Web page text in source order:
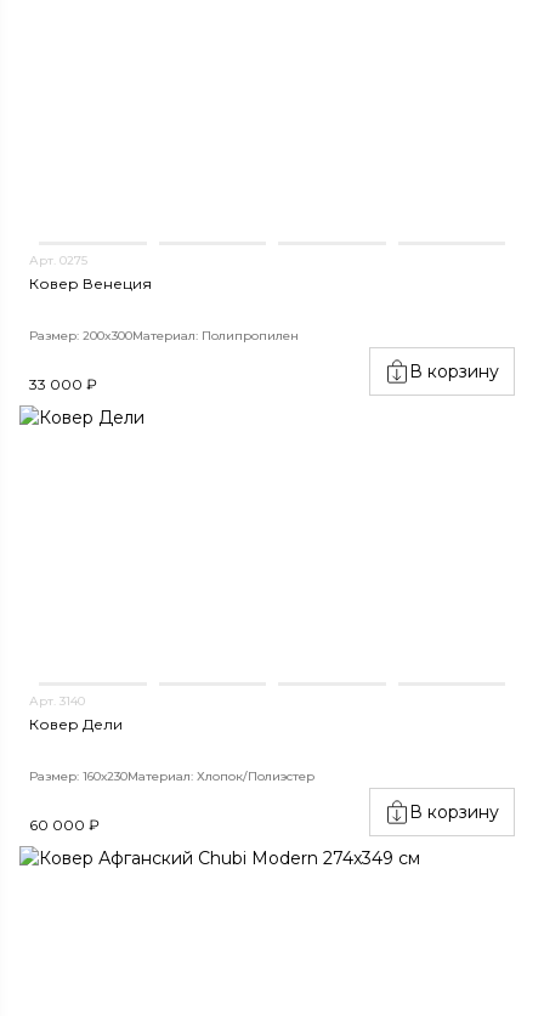
Арт. 0275
Ковер Венеция
Размер: 200x300Материал: Полипропилен
33 000 ₽
В корзину
Арт. 3140
Ковер Дели
Размер: 160х230Материал: Хлопок/Полиэстер
60 000 ₽
В корзину